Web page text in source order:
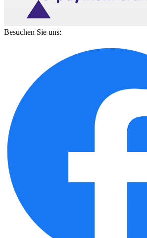
Besuchen Sie uns: